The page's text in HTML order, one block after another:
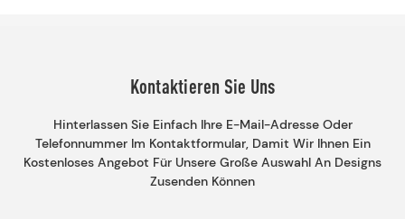
Kontaktieren Sie Uns
Hinterlassen Sie Einfach Ihre E-Mail-Adresse Oder
Telefonnummer Im Kontaktformular, Damit Wir Ihnen Ein
Kostenloses Angebot Für Unsere Große Auswahl An Designs
Zusenden Können